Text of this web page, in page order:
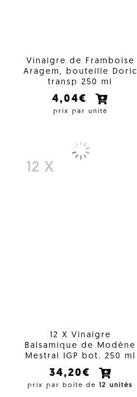
Vinaigre de Framboise
Aragem, bouteille Doric
transp 250 ml
4,04€
prix par unité
12 X
12 X Vinaigre
Balsamique de Modène
Mestral IGP bot. 250 ml
34,20€
prix par boîte de12 unités